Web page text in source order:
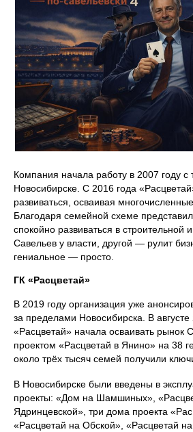
Компания начала работу в 2007 году с
Новосибирске. С 2016 года
развиваться, осваивая
Благодаря семейной схеме
спокойно развиваться в строительной
Савельев у власти, другой — рулит
гениальное — просто.
ГК «Расцветай»
В 2019 году организация уже
за пределами Новосибирска. В августе
«Расцветай» начала осваивать рынок
проектом «Расцветай в Янино» на 38
около трёх тысяч семей получили
В Новосибирске были введены в
проекты: «Дом на Шамшиных»,
Ядринцевской», три дома проекта
«Расцветай на Обской», «Расцветай